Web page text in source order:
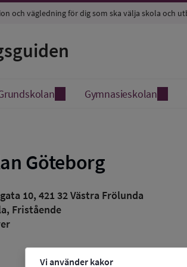
Vi använder kakor
och vägledning för dig som ska välja skola och
Gymnasieskolan
Göteborg
10, 421 32Västra Frölunda
, Fristående